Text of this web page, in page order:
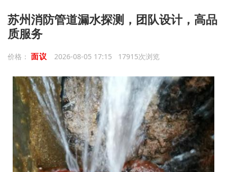
苏州消防管道漏水探测，团队设计，高品
质服务
价格： 面议 2026-08-05 17:15 17915次浏览